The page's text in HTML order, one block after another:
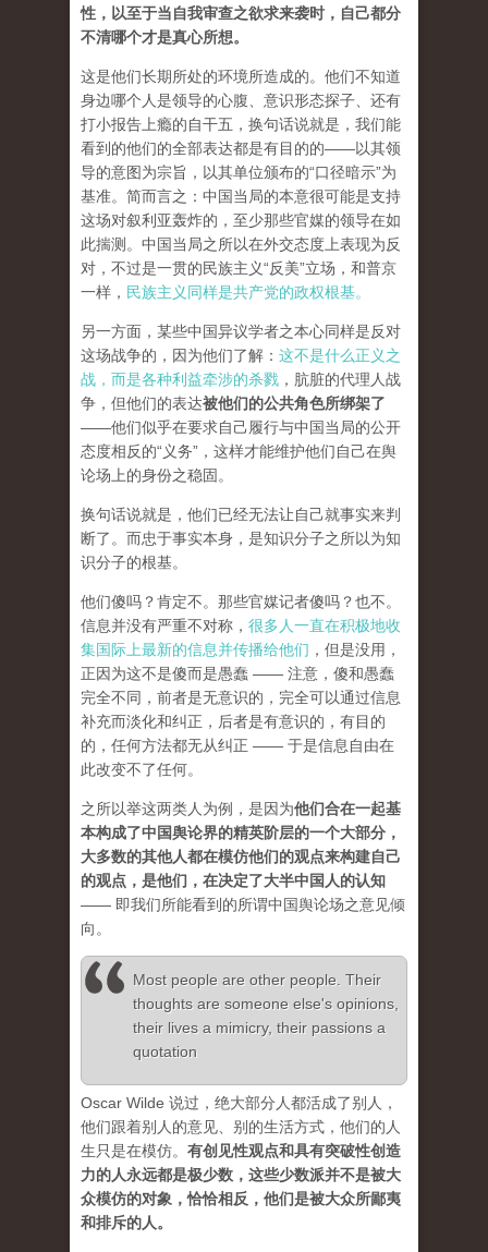
性，以至于当自我审查之欲求来袭时，自己都分
不清哪个才是真心所想。
这是他们长期所处的环境所造成的。他们不知道
身边哪个人是领导的心腹、意识形态探子、还有
打小报告上瘾的自干五，换句话说就是，我们能
看到的他们的全部表达都是有目的的——以其领
导的意图为宗旨，以其单位颁布的“口径暗示”为
基准。简而言之：中国当局的本意很可能是支持
这场对叙利亚轰炸的，至少那些官媒的领导在如
此揣测。中国当局之所以在外交态度上表现为反
对，不过是一贯的民族主义“反美”立场，和普京
一样， 民族主义同样是共产党的政权根基。
另一方面，某些中国异议学者之本心同样是反对
这场战争的，因为他们了解： 这不是什么正义之
战，而是各种利益牵涉的杀戮 ，肮脏的代理人战
争，但他们的表达被他们的公共角色所绑架了
——他们似乎在要求自己履行与中国当局的公开
态度相反的“义务”，这样才能维护他们自己在舆
论场上的身份之稳固。
换句话说就是，他们已经无法让自己就事实来判
断了。而忠于事实本身，是知识分子之所以为知
识分子的根基。
他们傻吗？肯定不。那些官媒记者傻吗？也不。
信息并没有严重不对称， 很多人一直在积极地收
集国际上最新的信息并传播给他们 ，但是没用，
正因为这不是傻而是愚蠢 —— 注意，傻和愚蠢
完全不同，前者是无意识的，完全可以通过信息
补充而淡化和纠正，后者是有意识的，有目的
的，任何方法都无从纠正 —— 于是信息自由在
此改变不了任何。
之所以举这两类人为例，是因为他们合在一起基
本构成了中国舆论界的精英阶层的一个大部分，
大多数的其他人都在模仿他们的观点来构建自己
的观点，是他们，在决定了大半中国人的认知
—— 即我们所能看到的所谓中国舆论场之意见倾
向。
Most people are other people. Their
thoughts are someone else's opinions,
their lives a mimicry, their passions a
quotation
Oscar Wilde 说过，绝大部分人都活成了别人，
他们跟着别人的意见、别的生活方式，他们的人
生只是在模仿。 有创见性观点和具有突破性创造
力的人永远都是极少数，这些少数派并不是被大
众模仿的对象，恰恰相反，他们是被大众所鄙夷
和排斥的人。